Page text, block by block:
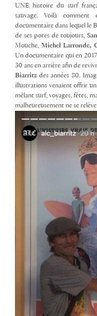
UNE histoire du surf
sauvage. Voilà
documentaire dans lequel le
de ses potes de toujours,
Mouche, Michel Larronde,
Un documentaire qui en
30 ans en arrière afin de
Biarritz des années 80.
illustrations venaient offrir
mêlant surf, voyages, fêtes,
malheureusement ne se